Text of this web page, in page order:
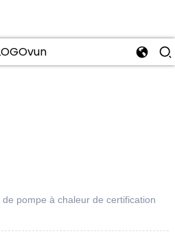
pompe à chaleur de certification